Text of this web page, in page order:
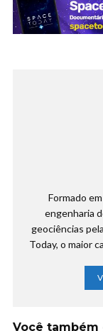
Formado
engenharia
geociências
Today, o maior
Você